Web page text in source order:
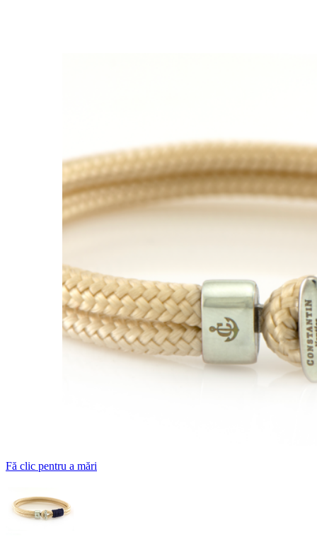
Fă clic pentru a mări